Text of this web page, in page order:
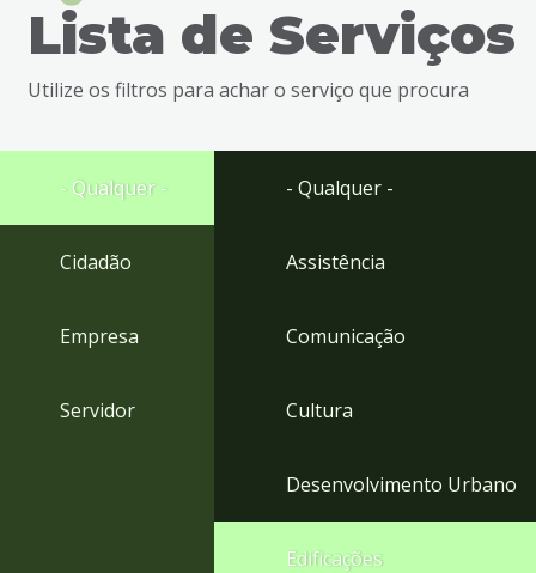
busca
Ir
rodapé
Lista de Serviços
Utilize os filtros para achar o serviço que procura
- Qualquer -
Cidadão
Empresa
Servidor
- Qualquer -
Assistência
Comunicação
Cultura
Desenvolvimento Urbano
Edificações